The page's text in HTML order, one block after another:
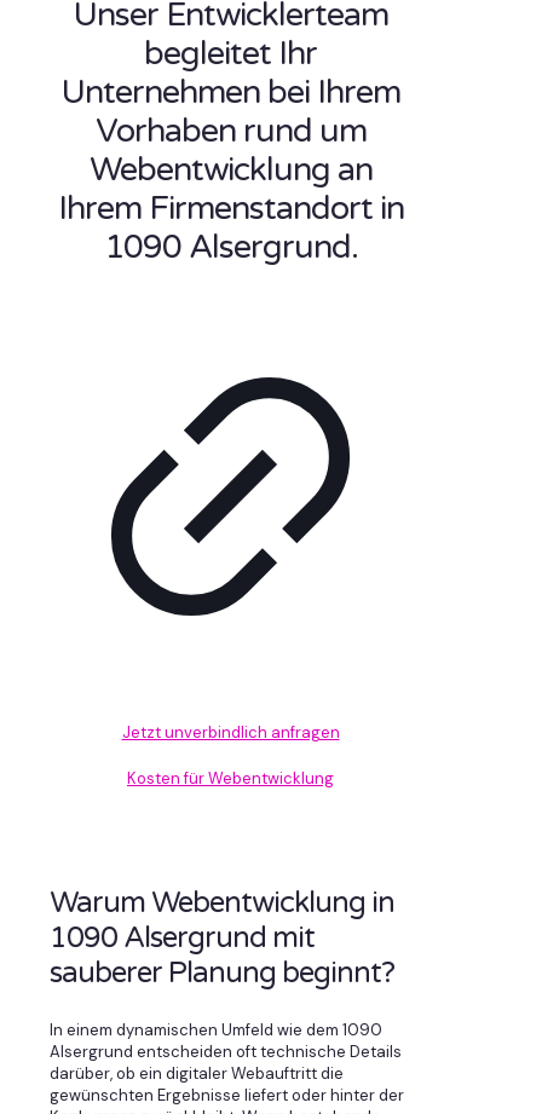
Unser Entwicklerteam
begleitet Ihr
Unternehmen bei Ihrem
Vorhaben rund um
Webentwicklung an
Ihrem Firmenstandort in
1090 Alsergrund.
Jetzt unverbindlich anfragen
Kosten für Webentwicklung
Warum Webentwicklung in
1090 Alsergrund mit
sauberer Planung beginnt?
In einem dynamischen Umfeld wie dem 1090
Alsergrund entscheiden oft technische Details
darüber, ob ein digitaler Webauftritt die
gewünschten Ergebnisse liefert oder hinter der